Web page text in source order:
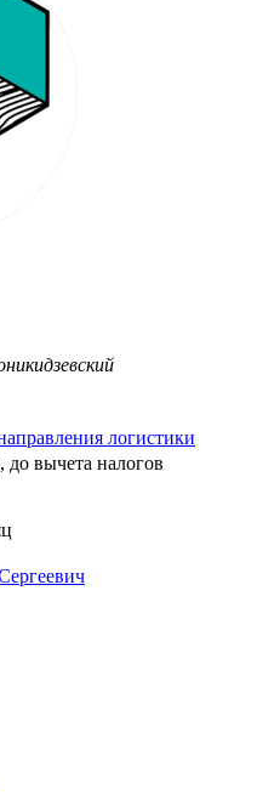
логистики
до вычета налогов